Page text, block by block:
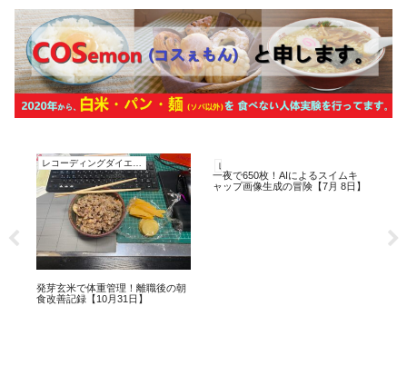
発芽玄米で体重管理！離職後の朝
食改善記録【10月31日】
レコーディングダイエット
一夜で650枚！AIによるスイムキ
ャップ画像生成の冒険【7月 8日】